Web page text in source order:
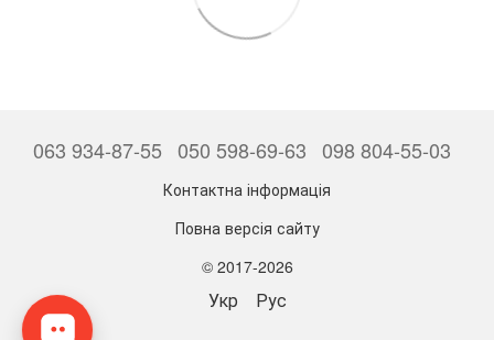
063 934-87-55 050 598-69-63 098 804-55-03
Контактна інформація
Повна версія сайту
© 2017-2026
Укр Рус